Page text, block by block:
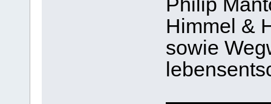
Philip
Himmel &
sowie